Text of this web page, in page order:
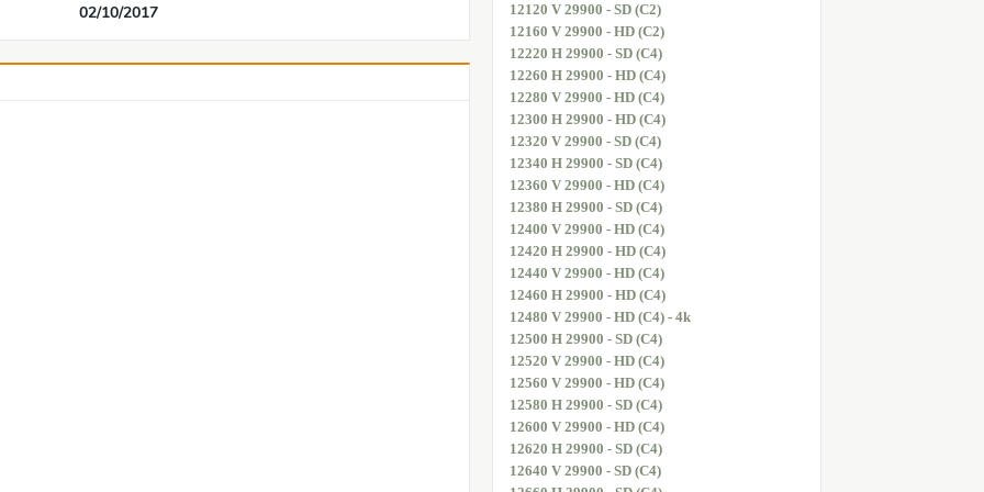
02/10/2017
12120 V 29900 - SD (C2)
12160 V 29900 - HD (C2)
12220 H 29900 - SD (C4)
12260 H 29900 - HD (C4)
12280 V 29900 - HD (C4)
12300 H 29900 - HD (C4)
12320 V 29900 - SD (C4)
12340 H 29900 - SD (C4)
12360 V 29900 - HD (C4)
12380 H 29900 - SD (C4)
12400 V 29900 - HD (C4)
12420 H 29900 - HD (C4)
12440 V 29900 - HD (C4)
12460 H 29900 - HD (C4)
12480 V 29900 - HD (C4) - 4k
12500 H 29900 - SD (C4)
12520 V 29900 - HD (C4)
12560 V 29900 - HD (C4)
12580 H 29900 - SD (C4)
12600 V 29900 - HD (C4)
12620 H 29900 - SD (C4)
12640 V 29900 - SD (C4)